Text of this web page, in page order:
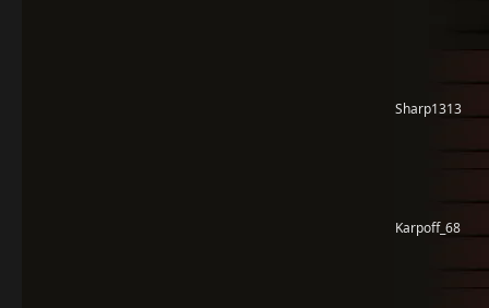
Sharp1313
Karpoff_68